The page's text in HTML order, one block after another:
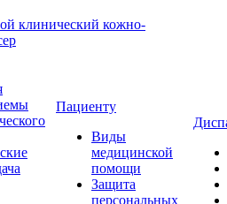
Пациенту
Виды
медицинской
помощи
Защита
персональных